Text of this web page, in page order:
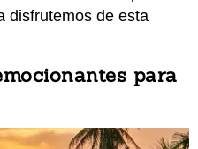
disfrutemos de esta
para